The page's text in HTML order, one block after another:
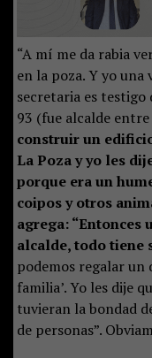
“A mí me da rabia
en la poza. Y yo una
secretaria es testigo
93 (fue alcalde entre
construir un
La Poza y yo les
porque era un
coipos y otros
agrega: “Entonces
alcalde, todo tiene
podemos regalar un
familia’. Yo les dije
tuvieran la bondad
de personas”.